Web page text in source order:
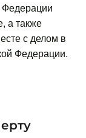
Федерации
а также
с делом в
Федерации.